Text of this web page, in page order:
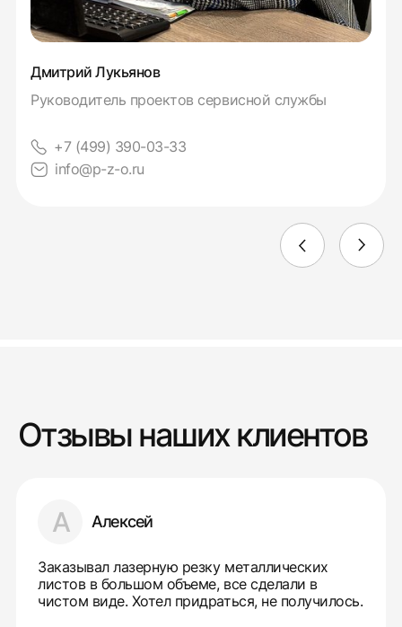
Дмитрий Лукьянов
Руководитель проектов сервисной службы
+7 (499) 390-03-33
info@p-z-o.ru
Отзывы наших клиентов
А Алексей
Заказывал лазерную резку металлических
листов в большом объеме, все сделали в
чистом виде. Хотел придраться, не получилось.